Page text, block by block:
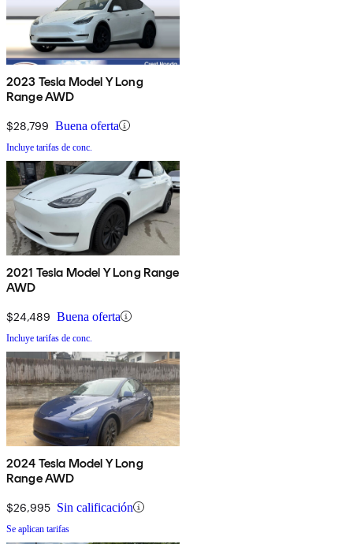
2023 Tesla Model Y Long
Range AWD
$28,799 Buena oferta
Incluye tarifas de conc.
2021 Tesla Model Y Long Range
AWD
$24,489 Buena oferta
Incluye tarifas de conc.
2024 Tesla Model Y Long
Range AWD
$26,995 Sin calificación
Se aplican tarifas